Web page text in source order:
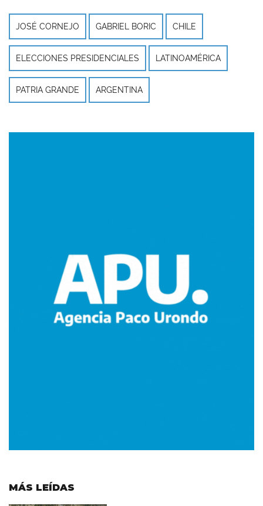
JOSÉ CORNEJO GABRIEL BORIC CHILE
ELECCIONES PRESIDENCIALES LATINOAMÉRICA
PATRIA GRANDE ARGENTINA
MÁS LEÍDAS